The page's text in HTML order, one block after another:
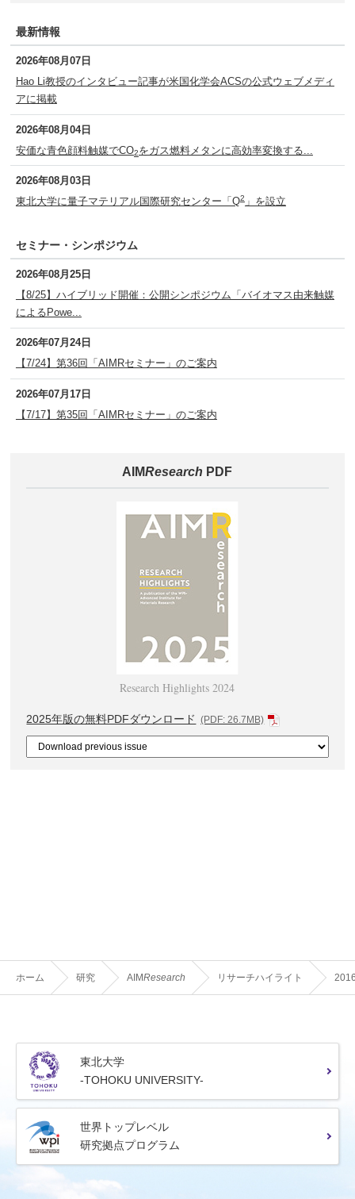
最新情報
2026年08月07日
Hao Li教授のインタビュー記事が米国化学会ACSの公式ウェブメディ
アに掲載
2026年08月04日
安価な青色顔料触媒でCO2をガス燃料メタンに高効率変換する...
2026年08月03日
東北大学に量子マテリアル国際研究センター「Q2」を設立
セミナー・シンポジウム
2026年08月25日
【8/25】ハイブリッド開催：公開シンポジウム「バイオマス由来触媒
によるPowe...
2026年07月24日
【7/24】第36回「AIMRセミナー」のご案内
2026年07月17日
【7/17】第35回「AIMRセミナー」のご案内
AIMResearch PDF
Research Highlights 2024
2025年版の無料PDFダウンロード (PDF: 26.7MB)
ホーム 研究 AIMResearch リサーチハイライト
東北大学
-TOHOKU UNIVERSITY-
世界トップレベル
研究拠点プログラム